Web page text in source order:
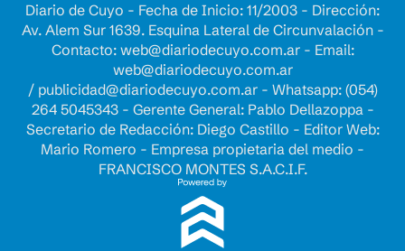
Diario de Cuyo - Fecha de Inicio: 11/2003 - Dirección:
Av. Alem Sur 1639. Esquina Lateral de Circunvalación -
Contacto: web@diariodecuyo.com.ar- Email:
web@diariodecuyo.com.ar
/ publicidad@diariodecuyo.com.ar- Whatsapp: (054)
264 5045343 - Gerente General: Pablo Dellazoppa -
Secretario de Redacción: Diego Castillo - Editor Web:
Mario Romero - Empresa propietaria del medio -
FRANCISCO MONTES S.A.C.I.F.